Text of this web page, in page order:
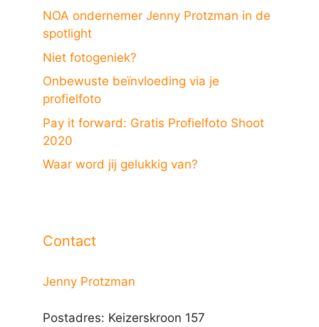
NOA ondernemer Jenny Protzman in de
spotlight
Niet fotogeniek?
Onbewuste beïnvloeding via je
profielfoto
Pay it forward: Gratis Profielfoto Shoot
2020
Waar word jij gelukkig van?
Contact
Jenny Protzman
Postadres: Keizerskroon 157